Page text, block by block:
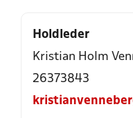
Holdleder
Kristian Holm
26373843